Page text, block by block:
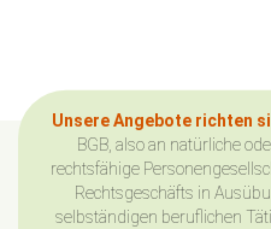
Unsere Angebote richten
BGB, also an natürliche
rechtsfähige
Rechtsgeschäfts in
selbständigen beruflichen